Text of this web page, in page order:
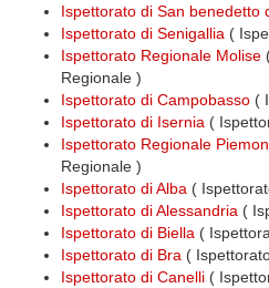
Ispettorato di San benedetto
Ispettorato di Senigallia (
Ispettorato Regionale Molise
Regionale )
Ispettorato di Campobasso (
Ispettorato di Isernia (
Ispettorato Regionale
Regionale )
Ispettorato di Alba (
Ispettorato di Alessandria (
Ispettorato di Biella (
Ispettorato di Bra (
Ispettorato di Canelli (